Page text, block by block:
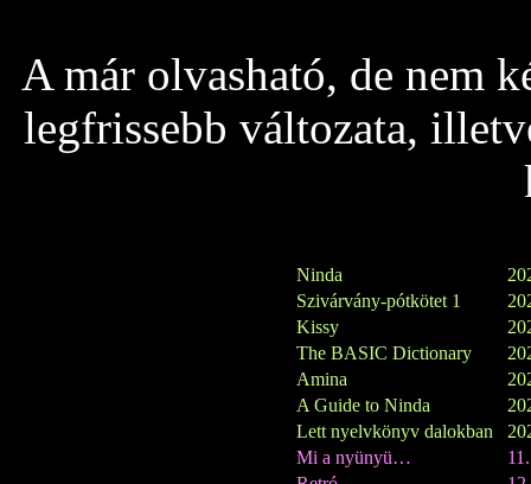
A már olvasható, de nem
legfrissebb változata,
Ninda
Szivárvány-pótkötet 1
Kissy
The BASIC Dictionary
Amina
A Guide to Ninda
Lett nyelvkönyv dalokban
Mi a nyünyü…